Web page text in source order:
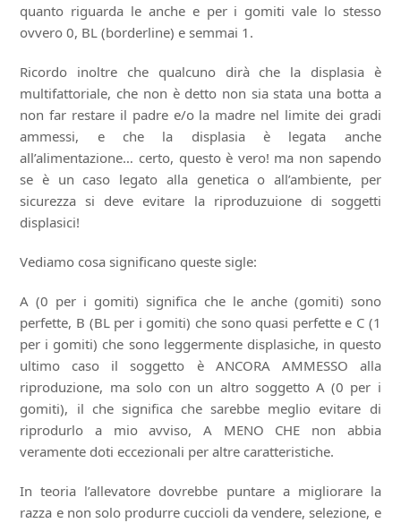
quanto riguarda le anche e per i gomiti vale lo stesso
ovvero 0, BL (borderline) e semmai 1.
Ricordo inoltre che qualcuno dirà che la displasia è
multifattoriale, che non è detto non sia stata una botta a
non far restare il padre e/o la madre nel limite dei gradi
ammessi, e che la displasia è legata anche
all’alimentazione… certo, questo è vero! ma non sapendo
se è un caso legato alla genetica o all’ambiente, per
sicurezza si deve evitare la riproduzuione di soggetti
displasici!
Vediamo cosa significano queste sigle:
A (0 per i gomiti) significa che le anche (gomiti) sono
perfette, B (BL per i gomiti) che sono quasi perfette e C (1
per i gomiti) che sono leggermente displasiche, in questo
ultimo caso il soggetto è ANCORA AMMESSO alla
riproduzione, ma solo con un altro soggetto A (0 per i
gomiti), il che significa che sarebbe meglio evitare di
riprodurlo a mio avviso, A MENO CHE non abbia
veramente doti eccezionali per altre caratteristiche.
In teoria l’allevatore dovrebbe puntare a migliorare la
razza e non solo produrre cuccioli da vendere, selezione, e